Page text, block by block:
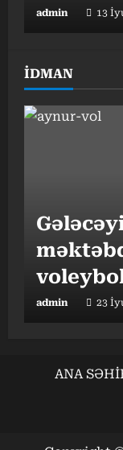
admin 13
İDMAN
admin 23
ANA